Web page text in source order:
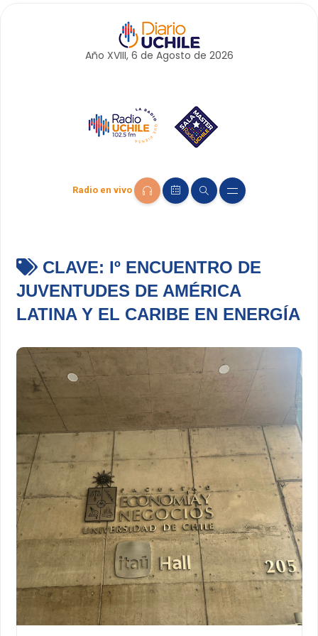
Año XVIII, 6 de Agosto de 2026
Radio en vivo
CLAVE: Iº ENCUENTRO DE
JUVENTUDES DE AMÉRICA
LATINA Y EL CARIBE EN ENERGÍA